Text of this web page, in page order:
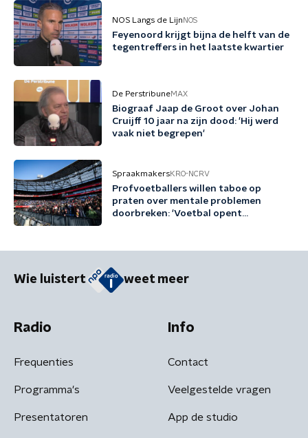
NOS Langs de Lijn NOS
Feyenoord krijgt bijna de helft van de
tegentreffers in het laatste kwartier
De PerstribuneMAX
Biograaf Jaap de Groot over Johan
Cruijff 10 jaar na zijn dood: 'Hij werd
vaak niet begrepen'
SpraakmakersKRO-NCRV
Profvoetballers willen taboe op
praten over mentale problemen
doorbreken: 'Voetbal opent
Wie luistert weet meer
Radio
Frequenties
Programma's
Presentatoren
Info
Contact
Veelgestelde vragen
App de studio